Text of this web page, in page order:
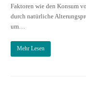
Faktoren wie den Konsum
durch natürliche
um…
Mehr Lesen